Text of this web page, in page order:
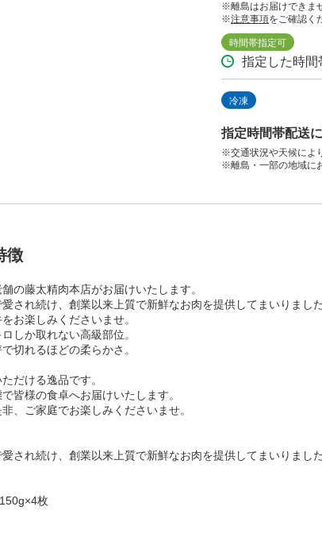
※離島はお届けできま
※注意事項をご確認く
時間帯指定可
指定した時間
冷凍
指定時間帯配送
※交通状況や天候によ
※離島・一部の地域に
徴
の藤太精肉本店がお届けいたします。
され続け、創業以来上質で新鮮なお肉を提供してまいりました
お楽しみくださいませ。
しか取れない高級部位。
切れるほどの柔らかさ。
だける逸品です。
皆様の食卓へお届けいたします。
、ご家庭でお楽しみくださいませ。
され続け、創業以来上質で新鮮なお肉を提供してまいりまし
枚